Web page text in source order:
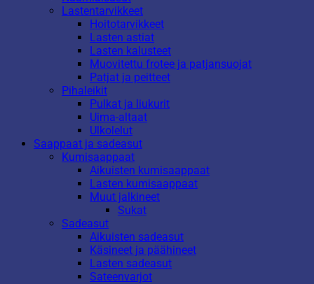
Lastentarvikkeet
Hoitotarvikkeet
Lasten astiat
Lasten kalusteet
Muovitettu frotee ja patjansuojat
Patjat ja peitteet
Pihaleikit
Pulkat ja liukurit
Uima-altaat
Ulkolelut
Saappaat ja sadeasut
Kumisaappaat
Aikuisten kumisaappaat
Lasten kumisaappaat
Muut jalkineet
Sukat
Sadeasut
Aikuisten sadeasut
Käsineet ja päähineet
Lasten sadeasut
Sateenvarjot